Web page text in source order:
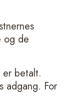
og de
betalt.
adgang. For